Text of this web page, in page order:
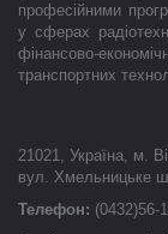
професійними
у сферах
фінансово-
транспортних
21021, Україна, м.
вул. Хмельницьке
Телефон: (0432)56-